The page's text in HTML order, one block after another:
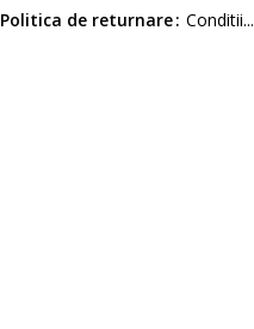
Politica de returnare Conditii...